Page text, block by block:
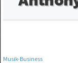
Musik-Business